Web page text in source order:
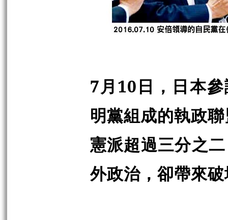
7月10日，日本
明黨組成的執政
憲派超過三分之
外政治，卻帶來